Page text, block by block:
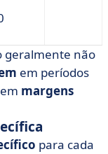
geralmente não
em períodos
margens
para cada